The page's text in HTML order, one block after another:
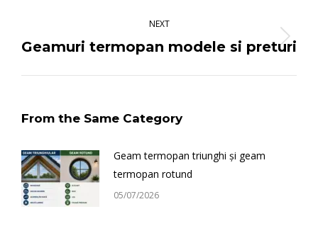
NEXT
Next
Geamuri termopan modele si preturi
From the Same Category
Geam termopan triunghi și geam
termopan rotund
05/07/2026